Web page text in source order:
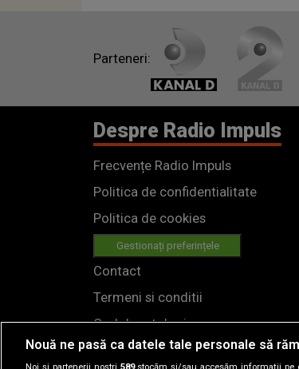
Parteneri:
Despre Radio Impuls
Frecvențe Radio Impuls
Politica de confidentialitate
Politica de cookies
Gestionați preferințele
Contact
Termeni si conditii
Cod deontologic
Regulamente
Nouă ne pasă ca datele tale personale să